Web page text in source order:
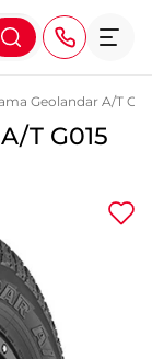
44-44
44-44
14-14
Geolandar A/T
T G015